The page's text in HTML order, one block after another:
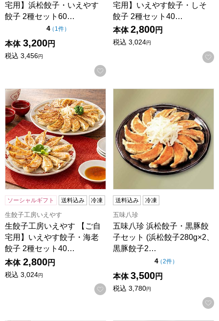
宅用】浜松餃子・いえやす
餃子 2種セット60…
4点（5点満点中）
（ 1件の評価
）
本体 3,200円
税込 3,456円
お気に入りに登録する
宅用】いえやす餃子・しそ
餃子 2種セット40…
本体 2,800円
税込 3,024円
生餃子工房いえやす 【ご自宅用】いえやす餃子・海老餃子
ソーシャルギフト 送料込み 冷凍
生餃子工房いえやす
生餃子工房いえやす 【ご自
宅用】いえやす餃子・海老
餃子 2種セット40…
本体 2,800円
税込 3,024円
お気に入りに登録する
送料込み 冷凍
五味八珍
五味八珍 浜松餃子・黒豚餃
子セット (浜松餃子280g×2、
黒豚餃子2…
4点（5点満点中）
（2件の評価
）
本体 3,500円
税込 3,780円